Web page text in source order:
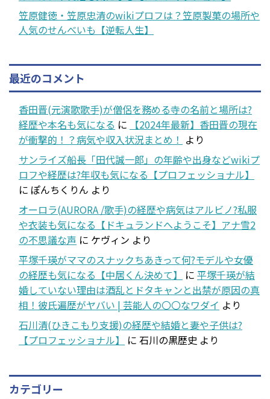
笠原健徳・笠原忠清のwikiプロフは？笠原製菓の場所や
人気のせんべいも【逆転人生】
最近のコメント
香田晋(元演歌歌手)が僧侶を務める寺の名前と場所は?
経歴や本名も気になる に
【2024年最新】香田晋の現在
が衝撃的！？病気や収入状況まとめ！ より
サンライズ船長「田代誠一郎」の年齢や出身などwikiプ
ロフや経歴は?年収も気になる【プロフェッショナル】
に ぽんちくりん より
オーロラ(AURORA /歌手)の経歴や病気はアルビノ?私服
や衣装も気になる【ドキュランドへようこそ】アナ雪2
の不思議な声 に ケヴィン より
平塚千瑛がママのスナックちあきって何?モデルや女優
の経歴も気になる【中居くん決めて】
に 平塚千瑛が結
婚していない理由は酒乱とドタキャンと出禁が原因の真
相！彼氏遍歴がヤバい | 芸能人の〇〇なワダイ より
石川清(ひきこもり支援)の経歴や結婚と妻や子供は?
【プロフェッショナル】
に 石川の黒歴史 より
カテゴリー